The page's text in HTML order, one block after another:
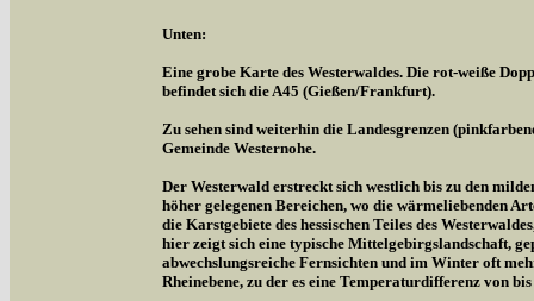
Unten:
Eine grobe Karte des Westerwaldes. Die rot-weiße
befindet sich die A45 (Gießen/Frankfurt).
Zu sehen sind weiterhin die Landesgrenzen
Gemeinde Westernohe.
Der Westerwald erstreckt sich westlich bis zu den
höher gelegenen Bereichen, wo die wärmeliebenden
die Karstgebiete des hessischen Teiles des
hier zeigt sich eine typische Mittelgebirgslandschaft,
abwechslungsreiche Fernsichten und im Winter oft
Rheinebene, zu der es eine Temperaturdifferenz von